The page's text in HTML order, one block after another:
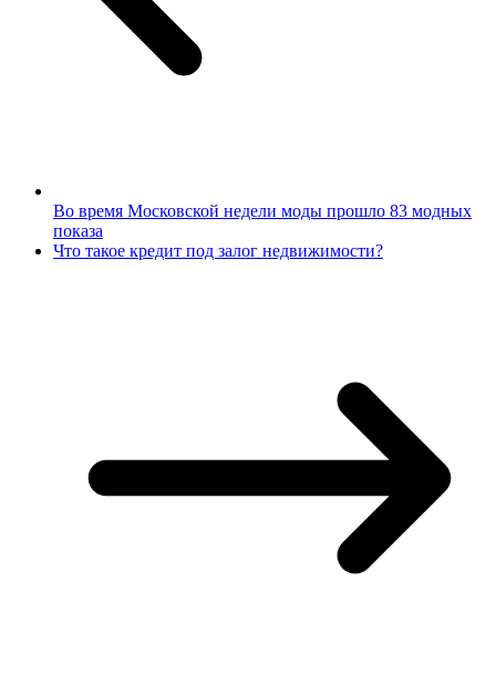
Во время Московской недели моды прошло 83 модных
показа
Что такое кредит под залог недвижимости?